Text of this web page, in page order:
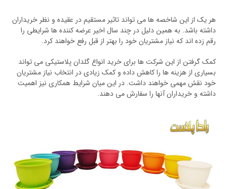
هر یک از این شاخصه ها می تواند تاثیر مستقیم در عقیده و نظر خریداران
داشته باشد. به همین دلیل در چند سال اخیر عرضه کننده ها شرایطی را
رقم زده اند که نیاز مشتریان خود را بهتر از قبل رفع خواهند کرد.
کمک گرفتن از این شرکت ها برای خرید انواع گلدان پلاستیکی می تواند
بسیاری از هزینه ها را کاهش داده و کمک زیادی در انتخاب نیاز مشتریان
خود نقش مهمی خواهند داشت. در این میان شرایط همکاری نیز اهمیت
داشته و خریداران آنها را سفارش می دهند.